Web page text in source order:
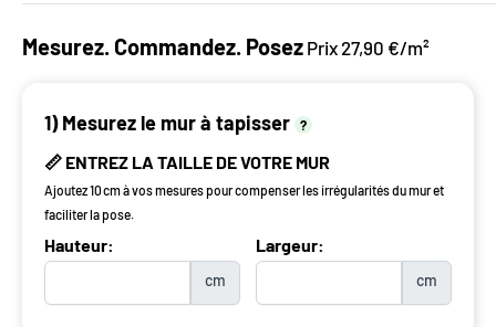
Mesurez. Commandez. Posez Prix 27,90 €/m²
1) Mesurez le mur à tapisser ?
📏 ENTREZ LA TAILLE DE VOTRE MUR
Ajoutez 10 cm à vos mesures pour compenser les irrégularités du mur et
faciliter la pose.
Hauteur:
cm
Largeur:
cm